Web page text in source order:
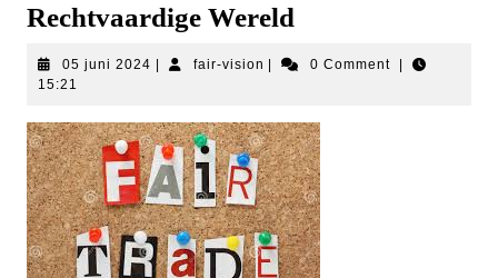
Rechtvaardige Wereld
05 juni 2024 05
fair-vision fair-
0 Comment
15:21